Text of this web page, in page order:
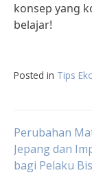
konsep yang
belajar!
Posted in Tips
Post
Perubahan
Jepang dan
bagi Pelaku